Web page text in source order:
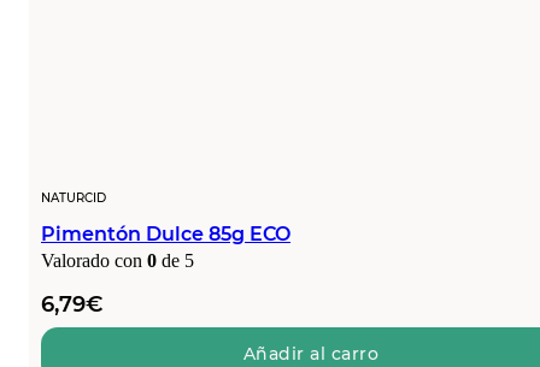
NATURCID
Pimentón Dulce 85g ECO
Valorado con 0 de 5
6,79€
Añadir al carro